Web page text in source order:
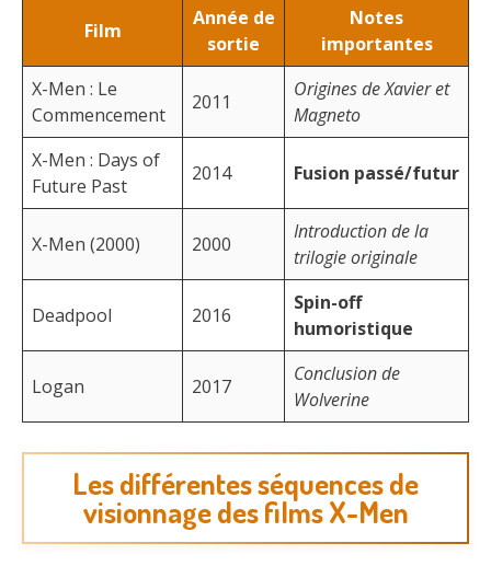
Film
Année de
sortie
Notes
importantes
X-Men : Le
Commencement
2011
Origines de Xavier et
Magneto
X-Men : Days of
Future Past
2014 Fusion passé/futur
X-Men (2000) 2000
Introduction de la
trilogie originale
Deadpool 2016
Spin-off
humoristique
Logan 2017
Conclusion de
Wolverine
Les différentes séquences de
visionnage des films X-Men